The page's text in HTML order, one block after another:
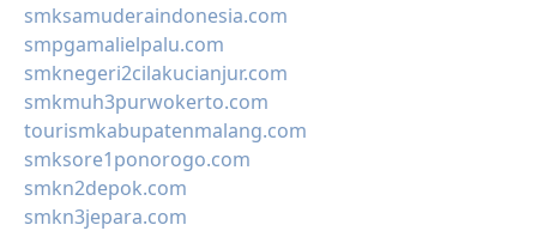
smksamuderaindonesia.com
smpgamalielpalu.com
smknegeri2cilakucianjur.com
smkmuh3purwokerto.com
tourismkabupatenmalang.com
smksore1ponorogo.com
smkn2depok.com
smkn3jepara.com